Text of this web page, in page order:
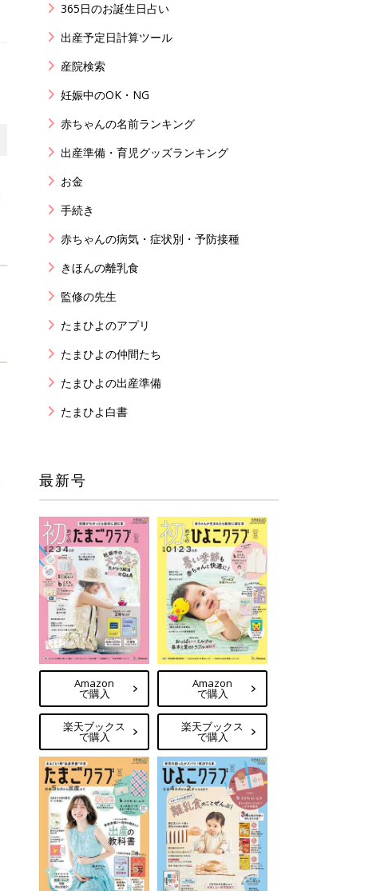
365日のお誕生日占い
出産予定日計算ツール
産院検索
妊娠中のOK・NG
赤ちゃんの名前ランキング
出産準備・育児グッズランキング
お金
手続き
赤ちゃんの病気・症状別・予防接種
きほんの離乳食
監修の先生
たまひよのアプリ
たまひよの仲間たち
たまひよの出産準備
たまひよ白書
最新号
Amazon
で購入
楽天ブックス
で購入
Amazon
で購入
楽天ブックス
で購入